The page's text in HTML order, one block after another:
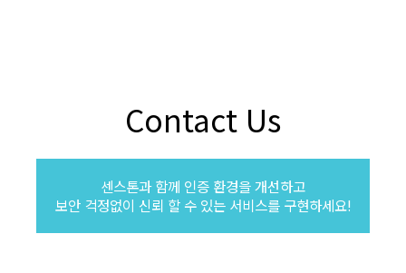
Contact Us
센스톤과 함께 인증 환경을 개선하고
보안 걱정없이 신뢰 할 수 있는 서비스를 구현하세요!